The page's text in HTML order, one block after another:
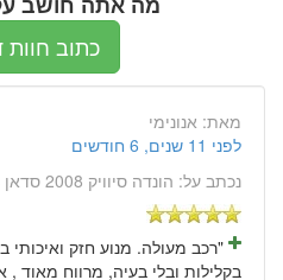
כתוב
מאת: אנונימי
לפני 11 שנים, 6 חודשים
נכתב על: הונדה סיוויק 2008 סדאן 4 דלתות
בקלילות ובלי בעיה, מרווח מאוד